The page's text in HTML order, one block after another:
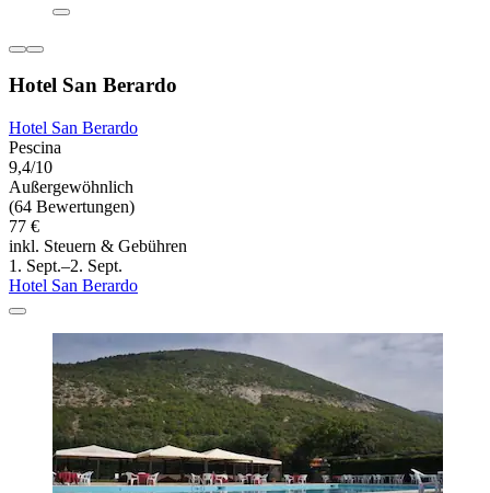
Hotel San Berardo
Hotel San Berardo
Pescina
9,4/10
Außergewöhnlich
(64 Bewertungen)
77 €
inkl. Steuern & Gebühren
1. Sept.–2. Sept.
Hotel San Berardo